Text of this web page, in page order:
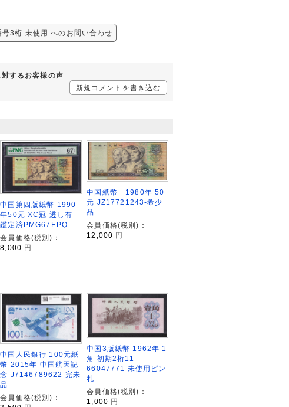
3桁 未使用 へのお問い合わせ
するお客様の声
新規コメントを書き込む
中国第四版紙幣 1990
年50元 XC冠 透し有
鑑定済PMG67EPQ
会員価格(税別)：
8,000 円
中国紙幣 1980年 50
元 JZ17721243-希少
品
会員価格(税別)：
12,000 円
中国人民銀行 100元紙
幣 2015年 中国航天記
念 J7146789622 完未
品
会員価格(税別)：
中国3版紙幣 1962年 1
角 初期2桁11-
66047771 未使用ピン
札
会員価格(税別)：
1,000 円